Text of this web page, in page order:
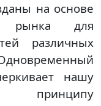
на основе
рынка для
различных
нашу